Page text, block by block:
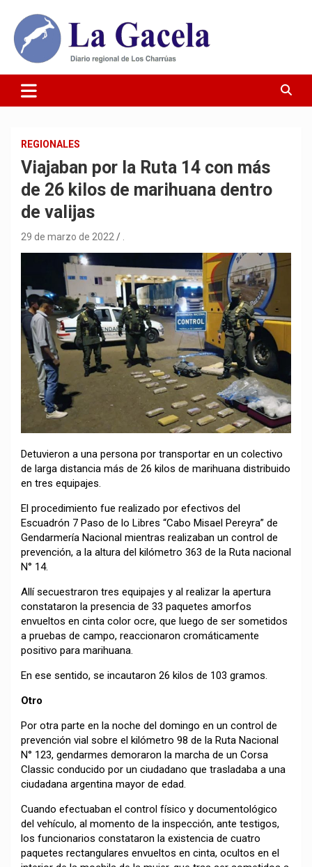
contenido
Diario La Gacela
REGIONALES
Viajaban por la Ruta 14 con más
de 26 kilos de marihuana dentro
de valijas
29 de marzo de 2022
Detuvieron a una persona por transportar en un colectivo
de larga distancia más de 26 kilos de marihuana distribuido
en tres equipajes.
El procedimiento fue realizado por efectivos del
Escuadrón 7 Paso de lo Libres “Cabo Misael Pereyra” de
Gendarmería Nacional mientras realizaban un control de
prevención, a la altura del kilómetro 363 de la Ruta nacional
N° 14.
Allí secuestraron tres equipajes y al realizar la apertura
constataron la presencia de 33 paquetes amorfos
envueltos en cinta color ocre, que luego de ser sometidos
a pruebas de campo, reaccionaron cromáticamente
positivo para marihuana.
En ese sentido, se incautaron 26 kilos de 103 gramos.
Otro
Por otra parte en la noche del domingo en un control de
prevención vial sobre el kilómetro 98 de la Ruta Nacional
N° 123, gendarmes demoraron la marcha de un Corsa
Classic conducido por un ciudadano que trasladaba a una
ciudadana argentina mayor de edad.
Cuando efectuaban el control físico y documentológico
del vehículo, al momento de la inspección, ante testigos,
los funcionarios constataron la existencia de cuatro
paquetes rectangulares envueltos en cinta, ocultos en el